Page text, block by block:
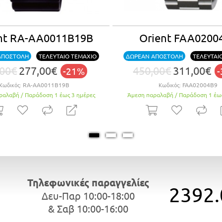
RA-AA0008B19B
ΔΩΡΕΑΝ ΑΠΟΣΤΟΛΗ
269,00€ -36%
Κωδικός: RA-AA0008B19B
Κατόπιν παραγγελίας
Orient RA-
ΔΩΡΕΑΝ ΑΠΟΣΤΟΛΗ
440,00€244,00€
Κωδικός:RA-AA0915R19B
Προσωρινά εξαντλημένο
Τηλεφωνικές παραγγελίες
Δευ-Παρ 10:00-18:00
& Σαβ 10:00-16:00